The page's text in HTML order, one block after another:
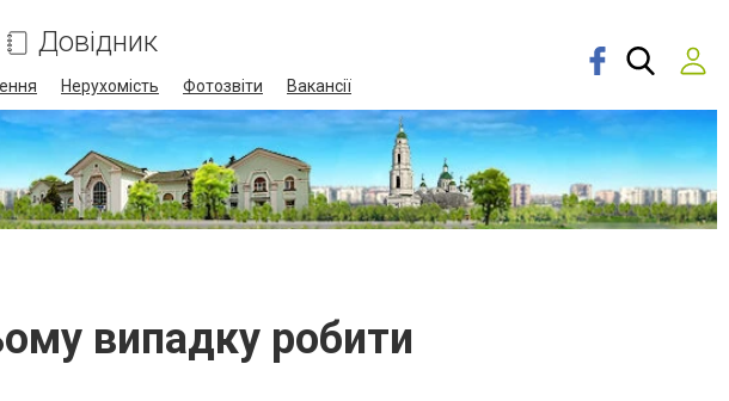
Довідник
Нерухомість Фотозвіти Вакансії
випадку робити